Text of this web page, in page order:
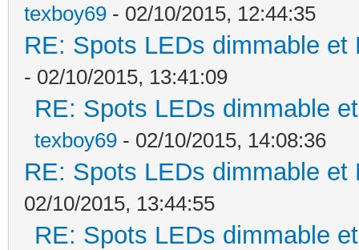
texboy69 - 02/10/2015, 12:44:35
RE: Spots LEDs dimmable
- 02/10/2015, 13:41:09
RE: Spots LEDs dimmable
texboy69 - 02/10/2015, 14:08:36
RE: Spots LEDs dimmable
02/10/2015, 13:44:55
RE: Spots LEDs dimmable